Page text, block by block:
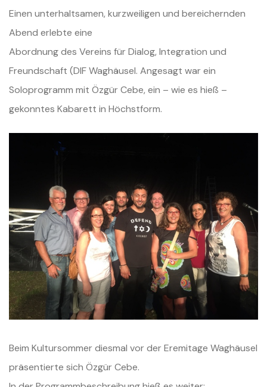
Einen unterhaltsamen, kurzweiligen und bereichernden
Abend erlebte eine
Abordnung des Vereins für Dialog, Integration und
Freundschaft (DIFWaghäusel. Angesagt war ein
Soloprogramm mit Özgür Cebe, ein – wie es hieß –
gekonntes Kabarett in Höchstform.
Beim Kultursommer diesmal vor der Eremitage Waghäusel
präsentierte sich Özgür Cebe.